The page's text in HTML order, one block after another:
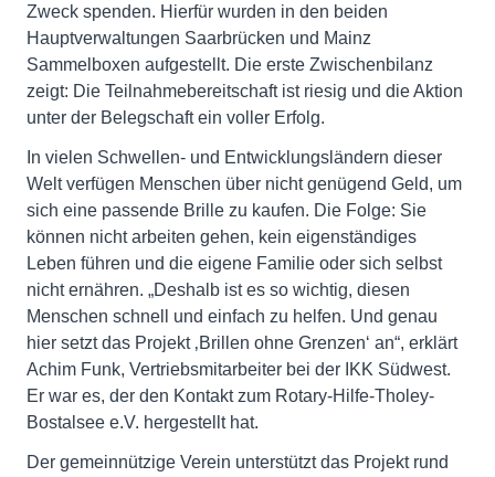
Zweck spenden. Hierfür wurden in den beiden
Hauptverwaltungen Saarbrücken und Mainz
Sammelboxen aufgestellt. Die erste Zwischenbilanz
zeigt: Die Teilnahmebereitschaft ist riesig und die Aktion
unter der Belegschaft ein voller Erfolg.
In vielen Schwellen- und Entwicklungsländern dieser
Welt verfügen Menschen über nicht genügend Geld, um
sich eine passende Brille zu kaufen. Die Folge: Sie
können nicht arbeiten gehen, kein eigenständiges
Leben führen und die eigene Familie oder sich selbst
nicht ernähren. „Deshalb ist es so wichtig, diesen
Menschen schnell und einfach zu helfen. Und genau
hier setzt das Projekt ‚Brillen ohne Grenzen‘ an“, erklärt
Achim Funk, Vertriebsmitarbeiter bei der IKK Südwest.
Er war es, der den Kontakt zum Rotary-Hilfe-Tholey-
Bostalsee e.V. hergestellt hat.
Der gemeinnützige Verein unterstützt das Projekt rund